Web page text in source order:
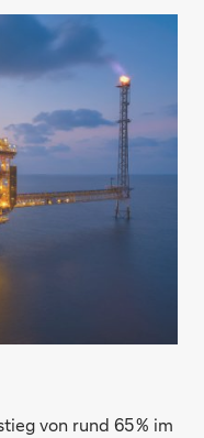
von rund 65 % im